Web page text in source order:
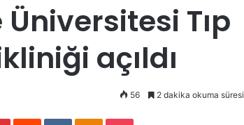
Üniversitesi Tıp
açıldı
56 2 dakika okuma süresi
Pinterest Reddit VKontakte